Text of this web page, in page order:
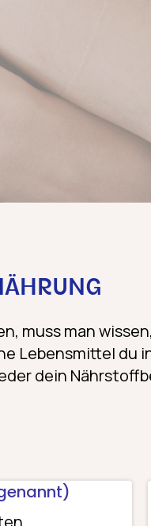
muss man
Lebensmittel du
dein